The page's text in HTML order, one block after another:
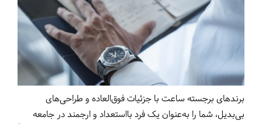
برندهای برجسته ساعت با جزئیات فوق‌العاده و طراحی‌های
بی‌بدیل، شما را به‌عنوان یک فرد بااستعداد و ارجمند در جامعه